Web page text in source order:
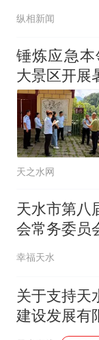
园 游客可
纵相新闻
锤炼应急
大景区开展
天之水网
天水市第八
会常务委员
单
幸福天水
关于支持天
建设发展有
户区改造项